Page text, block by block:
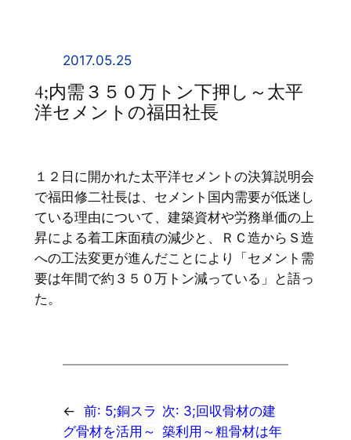
2017.05.25
4;内需３５０万トン下押し～太平
洋セメントの福田社長
１２日に開かれた太平洋セメントの決算説明会
で福田修二社長は、セメント国内需要が低迷し
ている理由について、建築資材や労務単価の上
昇による着工床面積の減少と、ＲＣ造からＳ造
への工法変更が進んだことにより「セメント需
要は年間で約３５０万トン減っている」と語っ
た。
← 前: 5;銅スラ
グ骨材を活用～
次: 3;回収骨材の建
築利用～粗骨材は年